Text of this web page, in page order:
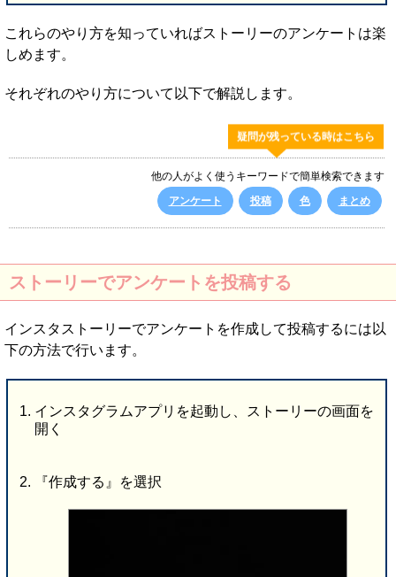
これらのやり方を知っていればストーリーのアンケートは楽
しめます。
それぞれのやり方について以下で解説します。
疑問が残っている時はこちら
他の人がよく使うキーワードで簡単検索できます
アンケート
投稿 色 まとめ
ストーリーでアンケートを投稿する
インスタストーリーでアンケートを作成して投稿するには以
下の方法で行います。
インスタグラムアプリを起動し、ストーリーの画面を
開く
『作成する』を選択